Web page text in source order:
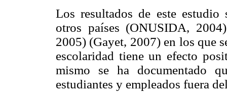
Los resultados de este estudio
otros países (ONUSIDA,
2005) (Gayet, 2007) en los que
escolaridad tiene un efecto
mismo se ha documentado
estudiantes y empleados fuera